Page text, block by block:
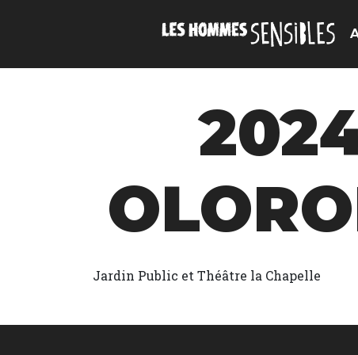
Jardin Public et Théâtre la Chapelle